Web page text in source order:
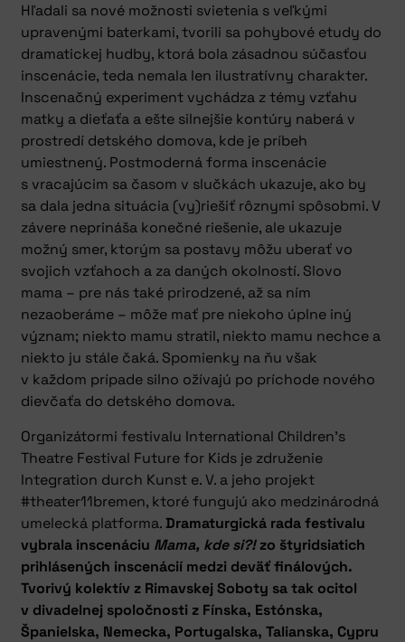
Hľadali sa nové možnosti svietenia s veľkými
upravenými baterkami, tvorili sa pohybové etudy do
dramatickej hudby, ktorá bola zásadnou súčasťou
inscenácie, teda nemala len ilustratívny charakter.
Inscenačný experiment vychádza z témy vzťahu
matky a dieťaťa a ešte silnejšie kontúry naberá v
prostredí detského domova, kde je príbeh
umiestnený. Postmoderná forma inscenácie
s vracajúcim sa časom v slučkách ukazuje, ako by
sa dala jedna situácia (vy)riešiť rôznymi spôsobmi. V
závere neprináša konečné riešenie, ale ukazuje
možný smer, ktorým sa postavy môžu uberať vo
svojich vzťahoch a za daných okolností. Slovo
mama – pre nás také prirodzené, až sa ním
nezaoberáme – môže mať pre niekoho úplne iný
význam; niekto mamu stratil, niekto mamu nechce a
niekto ju stále čaká. Spomienky na ňu však
v každom prípade silno ožívajú po príchode nového
dievčaťa do detského domova.
Organizátormi festivalu International Children’s
Theatre Festival Future for Kids je združenie
Integration durch Kunst e. V. a jeho projekt
#theater11bremen, ktoré fungujú ako medzinárodná
umelecká platforma. Dramaturgická rada festivalu
vybrala inscenáciu Mama, kde si?!zo štyridsiatich
prihlásených inscenácií medzi deväť finálových.
Tvorivý kolektív z Rimavskej Soboty sa tak ocitol
v divadelnej spoločnosti z Fínska, Estónska,
Španielska, Nemecka, Portugalska, Talianska, Cypru